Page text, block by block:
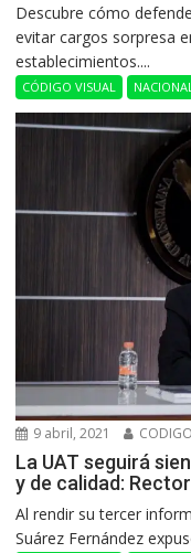
Descubre cómo
evitar cargos sorpresa
establecimientos....
CÓDIGO VISUAL
9 abril, 2021
La UAT seguirá
y de calidad:
Al rendir su tercer
Suárez Fernández